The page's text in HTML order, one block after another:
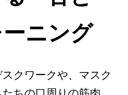
ニング
クワークや、マスク